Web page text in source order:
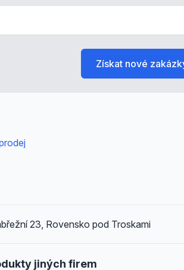
23, Rovensko pod Troskami
jiných firem
Získat nové